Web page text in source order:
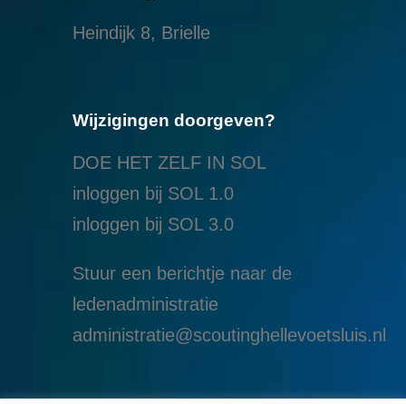
Heindijk 8, Brielle
Wijzigingen doorgeven?
DOE HET ZELF IN SOL
inloggen bij SOL 1.0
inloggen bij SOL 3.0
Stuur een berichtje naar de
ledenadministratie
administratie@scoutinghellevoetsluis.nl